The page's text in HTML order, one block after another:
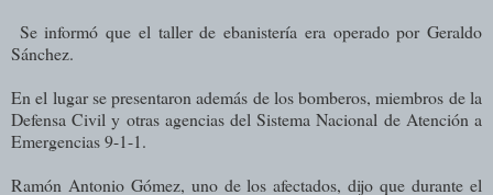
Se informó que el taller de ebanistería era operado por Geraldo
Sánchez.
En el lugar se presentaron además de los bomberos, miembros de la
Defensa Civil y otras agencias del Sistema Nacional de Atención a
Emergencias 9-1-1.
Ramón Antonio Gómez, uno de los afectados, dijo que durante el